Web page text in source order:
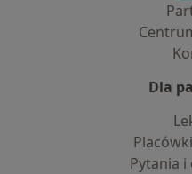
Dla
Pytania